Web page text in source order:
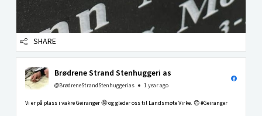
SHARE
Brødrene Strand Stenhuggeri as
@BrødreneStrandStenhuggerias 1 year ago
Vi er på plass i vakre Geiranger 🤩 og gleder oss til Landsmøte Virke. 😊 #Geiranger